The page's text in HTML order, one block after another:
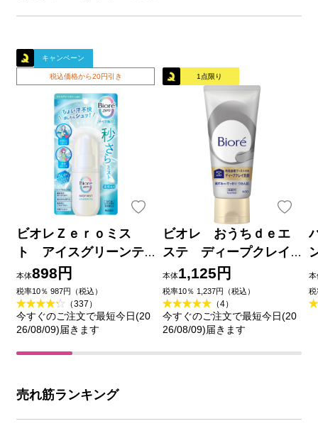
キャンペーン
税込価格から20円引き
ビオレＺｅｒｏミス
ト アイスグリーンテ
ィーの香り ６０ｍＬ 花
王
本体898円
税率10％ 987円（税込）
（337）
今すぐのご注文で最短今日(20
26/08/09)届きます
1点限り
ビオレ おうちｄｅエ
ステ ディープクレイ
洗顔 １８０ｇ 花王
本体1,125円
税率10％ 1,237円（税込）
（4）
今すぐのご注文で最短今日(20
26/08/09)届きます
本
税
売れ筋ランキング